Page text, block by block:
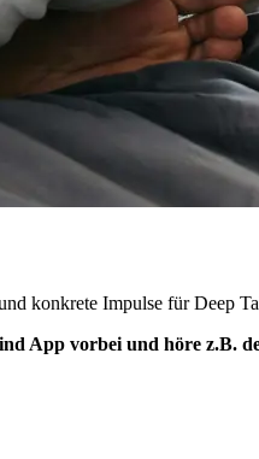
konkrete Impulse für Deep
App vorbei und höre z.B.